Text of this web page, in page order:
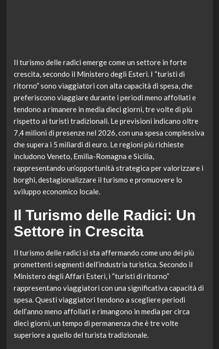
Il turismo delle radici emerge come un settore in forte
crescita, secondo il Ministero degli Esteri. I “turisti di
ritorno” sono viaggiatori con alta capacità di spesa, che
preferiscono viaggiare durante i periodi meno affollati e
tendono a rimanere in media dieci giorni, tre volte di più
rispetto ai turisti tradizionali. Le previsioni indicano oltre
7,4 milioni di presenze nel 2026, con una spesa complessiva
che supera i 5 miliardi di euro. Le regioni più richieste
includono Veneto, Emilia-Romagna e Sicilia,
rappresentando un’opportunità strategica per valorizzare i
borghi, destagionalizzare il turismo e promuovere lo
sviluppo economico locale.
Il Turismo delle Radici: Un
Settore in Crescita
Il turismo delle radici si sta affermando come uno dei più
promettenti segmenti dell’industria turistica. Secondo il
Ministero degli Affari Esteri, i “turisti di ritorno”
rappresentano viaggiatori con una significativa capacità di
spesa. Questi viaggiatori tendono a scegliere periodi
dell’anno meno affollati e rimangono in media per circa
dieci giorni, un tempo di permanenza che è tre volte
superiore a quello del turista tradizionale.